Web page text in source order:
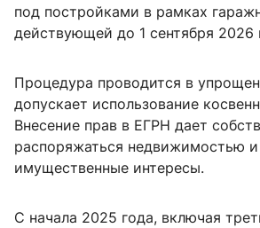
под постройками в рамках
действующей до 1 сентября 2026
Процедура проводится в
допускает использование
Внесение прав в ЕГРН дает
распоряжаться недвижимостью
имущественные интересы.
С начала 2025 года, включая